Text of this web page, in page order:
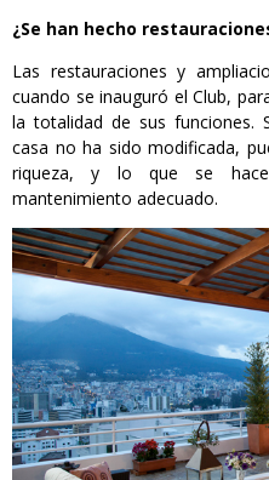
¿Se han hecho
Las restauraciones y
cuando se inauguró el Club,
la totalidad de sus funciones.
casa no ha sido modificada,
riqueza, y lo que se
mantenimiento adecuado.